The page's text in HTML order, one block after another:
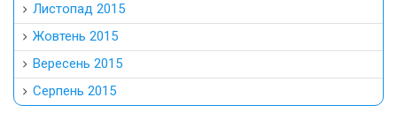
Листопад 2015
Жовтень 2015
Вересень 2015
Серпень 2015